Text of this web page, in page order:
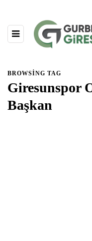
BROWSING TAG
Giresunspor
Başkan